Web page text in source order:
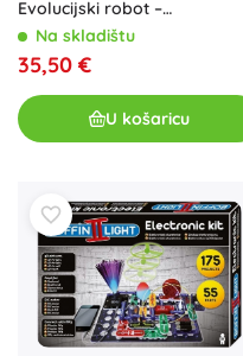
Evolucijski robot –
programabilni STEM komplet
Na skladištu
35,50 €
U košaricu